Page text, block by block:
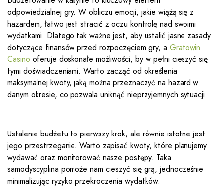
odpowiedzialnej gry. W obliczu emocji, jakie wiążą się z
hazardem, łatwo jest stracić z oczu kontrolę nad swoimi
wydatkami. Dlatego tak ważne jest, aby ustalić jasne zasady
dotyczące finansów przed rozpoczęciem gry, a Gratowin
Casino oferuje doskonałe możliwości, by w pełni cieszyć się
tymi doświadczeniami. Warto zacząć od określenia
maksymalnej kwoty, jaką można przeznaczyć na hazard w
danym okresie, co pozwala uniknąć nieprzyjemnych sytuacji.
Ustalenie budżetu to pierwszy krok, ale równie istotne jest
jego przestrzeganie. Warto zapisać kwoty, które planujemy
wydawać oraz monitorować nasze postępy. Taka
samodyscyplina pomoże nam cieszyć się grą, jednocześnie
minimalizując ryzyko przekroczenia wydatków.